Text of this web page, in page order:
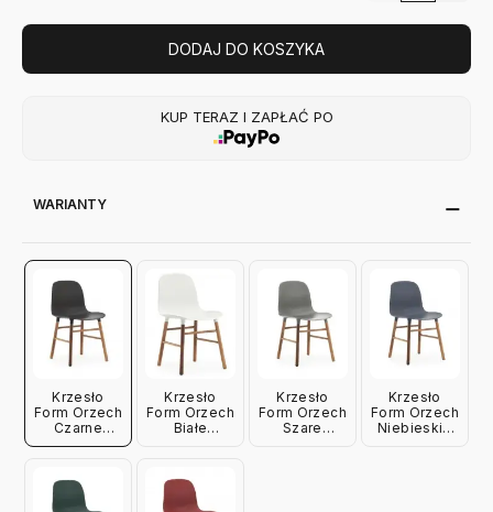
DODAJ DO KOSZYKA
KUP TERAZ I ZAPŁAĆ PO
WARIANTY
Krzesło
Form Orzech
Czarne
Normann
Krzesło
Form Orzech
Białe
Krzesło
Form Orzech
Szare
Krzesło
Form Orzech
Niebieskie